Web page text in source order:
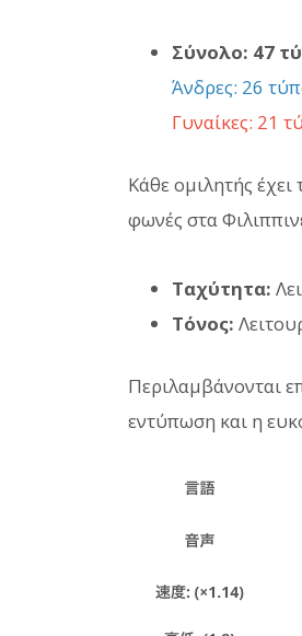
Σύνολο: 47
Άνδρες: 26
Γυναίκες: 21
Κάθε ομιλητής
φωνές στα
Ταχύτητα:
Τόνος:
Περιλαμβάνονται
εντύπωση και η